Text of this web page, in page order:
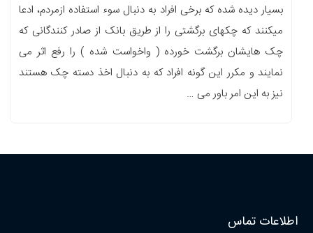
بسیار دیده شده که برخی افراد به دنبال سوء استفاده ازمردم، ادعا
میکنند که چکهای برگشتی را از طریق بانک از صادر کنندگانی که
چک هایشان برگشت خورده ( واخواست شده ) را رفع اثر می
نمایند و مکرر این گونه افراد که به دنبال اخذ دسته چک هستند
نیز به این امر باور می …
اطلاعات تماس